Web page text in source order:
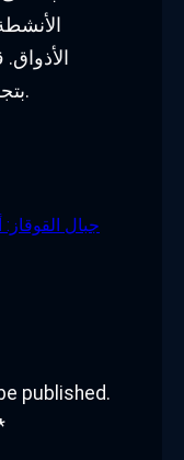
بتجربة سياحية لا تُنسى في جورجيا.
جبال
published.